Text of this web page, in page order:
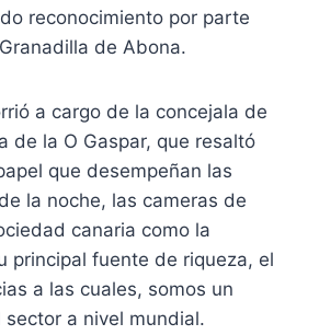
reconocimiento por parte
de Abona.
a cargo de la concejala de
de la O Gaspar, que resaltó
que desempeñan las
la noche, las cameras de
canaria como la
principal fuente de riqueza, el
a las cuales, somos un
a nivel mundial.